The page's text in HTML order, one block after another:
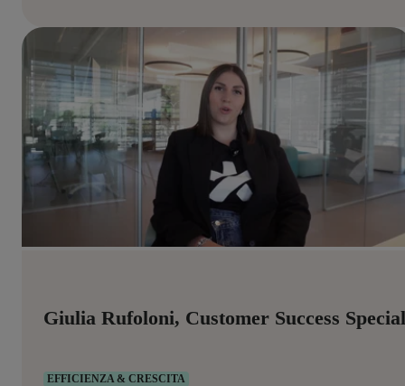
Giulia Rufoloni, Customer Success
EFFICIENZA & CRESCITA